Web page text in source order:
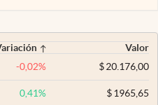
Valor
-0,02% $20.176,00
0,41% $1965,65